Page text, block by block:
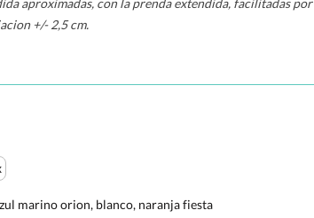
aproximadas, con la prenda extendida, facilitadas
+/- 2,5 cm.
marino orion, blanco, naranja fiesta